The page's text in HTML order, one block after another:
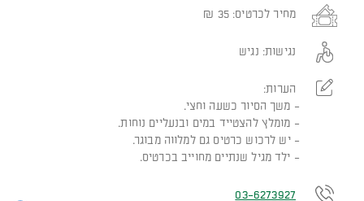
מחיר לכרטיס: 35
₪
נגישות: נגיש
הערות:
משך הסיור כשעה וחצי.
מומלץ להצטייד במים ובנעליים נוחות.
יש לרכוש כרטיס גם למלווה מבוגר.
ילד מגיל שנתיים מחוייב בכרטיס.
03-6273927